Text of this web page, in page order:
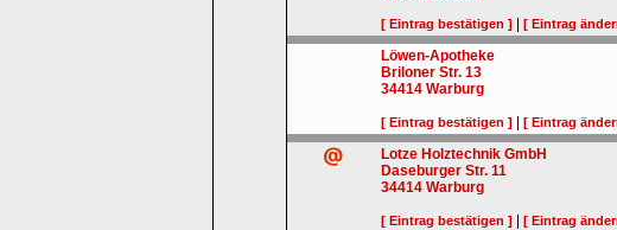
[ Eintrag bestätigen ] [ Eintrag
Löwen-Apotheke
Briloner Str. 13
34414 Warburg
[ Eintrag bestätigen ] [ Eintrag
Lotze Holztechnik GmbH
Daseburger Str. 11
34414 Warburg
[ Eintrag bestätigen ] [ Eintrag